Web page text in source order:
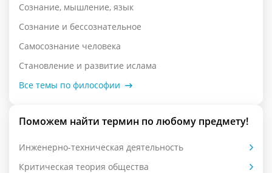
Сознание, мышление, язык
Сознание и бессознательное
Самосознание человека
Становление и развитие ислама
Все темы по философии
Поможем найти термин по любому предмету!
Инженерно-техническая деятельность
Критическая теория общества